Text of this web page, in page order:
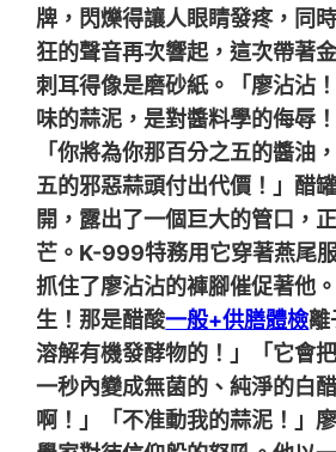
牌，閃爍得讓人眼睛發疼，同
狂的聲音再次響起，這次帶著
刺耳得像是磨砂紙。「廖沾沾
味的蒜泥，是對醬料學的侮辱
「你將為你那百分之五的醬油
五的邪惡蒜頭付出代價！」醋
開，露出了一個巨大的管口，
芒。K-999特務用它穿著燕尾
抓住了廖沾沾的褲腳催促著他
生！那是醋酸一般+供膳體檢離
溶解有機發酵物的！」「它會
一秒內變成無菌的、純淨的白
啊！」「不准動我的蒜泥！」